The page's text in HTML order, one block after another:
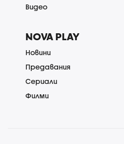
Видео
NOVA PLAY
Новини
Предавания
Сериали
Филми